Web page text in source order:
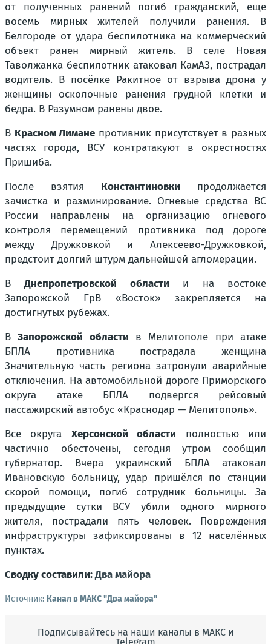
от полученных ранений погиб гражданский, еще
восемь мирных жителей получили ранения. В
Белгороде от удара беспилотника на коммерческий
объект ранен мирный житель. В селе Новая
Таволжанка беспилотник атаковал КамАЗ, пострадал
водитель. В посёлке Ракитное от взрыва дрона у
женщины осколочные ранения грудной клетки и
бедра. В Разумном ранены двое.
В Красном Лимане противник присутствует в разных
частях города, ВСУ контратакуют в окрестностях
Пришиба.
После взятия Константиновки продолжается
зачистка и разминирование. Огневые средства ВС
России направлены на организацию огневого
контроля перемещений противника под дороге
между Дружковкой и Алексеево-Дружковкой,
предстоит долгий штурм дальнейшей агломерации.
ВДнепропетровской области и на востоке
Запорожской ГрВ «Восток» закрепляется на
достигнутых рубежах.
ВЗапорожской области в Мелитополе при атаке
БПЛА противника пострадала женщина
Значительную часть региона затронули аварийные
отключения. На автомобильной дороге Приморского
округа атаке БПЛА подвергся рейсовый
пассажирский автобус «Краснодар — Мелитополь».
Все округа Херсонской области полностью или
частично обесточены, сегодня утром сообщил
губернатор. Вчера украинский БПЛА атаковал
Ивановскую больницу, удар пришёлся по станции
скорой помощи, погиб сотрудник больницы. За
предыдущие сутки ВСУ убили одного мирного
жителя, пострадали пять человек. Повреждения
инфраструктуры зафиксированы в 12 населённых
пунктах.
Сводку составили:Два майора
Источник: Канал в МАКС "Два майора"
Подписывайтесь на наши каналы в МАКС и